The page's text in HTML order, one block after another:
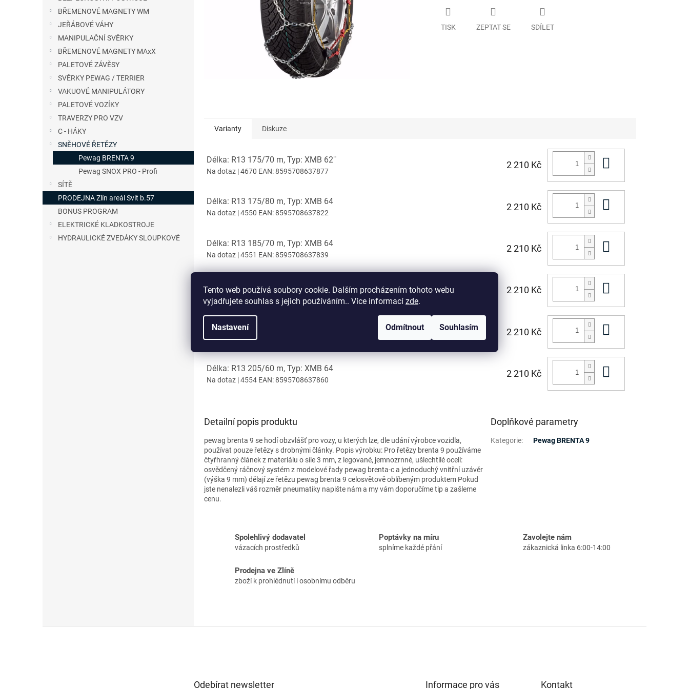
Tento web používá soubory cookie. Dalším procházením tohoto webu
vyjadřujete souhlas s jejich používáním.. Více informací zde.
Nastavení Odmítnout Souhlasím
BŘEMENOVÉ MAGNETY WM
JEŘÁBOVÉ VÁHY
MANIPULAČNÍ SVĚRKY
BŘEMENOVÉ MAGNETY MAxX
PALETOVÉ ZÁVĚSY
SVĚRKY PEWAG / TERRIER
VAKUOVÉ MANIPULÁTORY
PALETOVÉ VOZÍKY
TRAVERZY PRO VZV
C - HÁKY
SNĚHOVÉ ŘETĚZY
Pewag BRENTA 9
Pewag SNOX PRO - Profi
SÍTĚ
PRODEJNA Zlín areál Svit b.57
BONUS PROGRAM
ELEKTRICKÉ KLADKOSTROJE
HYDRAULICKÉ ZVEDÁKY SLOUPKOVÉ
TISK ZEPTAT SE SDÍLET
Varianty Diskuze
Délka: R13 175/70 m, Typ: XMB 62¨
Na dotaz | 4670 EAN:8595708637877
2 210 Kč
Délka: R13 175/80 m, Typ: XMB 64
Na dotaz | 4550 EAN:8595708637822
2 210 Kč
Délka: R13 185/70 m, Typ: XMB 64
Na dotaz | 4551 EAN:8595708637839
2 210 Kč
Délka: R13 185/75 m, Typ: XMB 64
Na dotaz | 4552 EAN: 8595708637846
2 210 Kč
Délka: R13 195/65 m, Typ: XMB 64
Na dotaz| 4553
2 210 Kč
Délka: R13 205/60 m, Typ: XMB 64
Na dotaz | 4554 EAN:8595708637860
2 210 Kč
Detailní popis produktu
pewag brenta 9 se hodí obzvlášť pro vozy, u kterých lze, dle udání výrobce vozidla,
používat pouze řetězy s drobnými články. Popis výrobku: Pro řetězy brenta 9 používáme
čtyřhranný článek z materiálu o síle 3 mm, z legované, jemnozrnné, ušlechtilé oceli:
osvědčený ráčnový systém z modelové řady pewag brenta-c a jednoduchý vnitřní uzávěr
(výška 9 mm) dělají ze řetězu pewag brenta 9 celosvětově oblíbeným produktem Pokud
jste nenalezli váš rozměr pneumatiky napište nám a my vám doporučíme tip a zašleme
cenu.
Doplňkové parametry
Kategorie: Pewag BRENTA 9
Spolehlivý dodavatel
vázacích prostředků
Poptávky na míru
splníme každé přání
Zavolejte nám
zákaznická linka 6:00-14:00
Prodejna ve Zlíně
zboží k prohlédnutí i osobnímu odběru
Odebírat newsletter Informace pro vás Kontakt